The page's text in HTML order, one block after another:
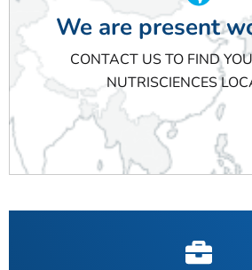
We are present
CONTACT US TO FIND
NUTRISCIENCES